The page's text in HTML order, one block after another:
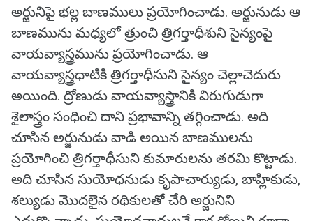
అర్జునిపై భల్ల బాణములు ప్రయోగించాడు. అర్జునుడు ఆ
బాణమును మధ్యలో త్రుంచి త్రిగర్తాధీశుని సైన్యంపై
వాయవ్యాస్త్రమును ప్రయోగించాడు. ఆ
వాయవ్యాస్త్రధాటికి త్రిగర్తాధీసుని సైన్యం చెల్లాచెదురు
అయింది. ద్రోణుడు వాయవ్యాస్త్రానికి విరుగుడుగా
శైలాస్త్రం సంధించి దాని ప్రభావాన్ని తగ్గించాడు. అది
చూసిన అర్జునుడు వాడి అయిన బాణములను
ప్రయోగించి త్రిగర్తాధీసుని కుమారులను తరమి కొట్టాడు.
అది చూసిన సుయోధనుడు కృపాచార్యుడు, బాహ్లికుడు,
శల్యుడు మొదలైన రథికులతో చేరి అర్జునిని